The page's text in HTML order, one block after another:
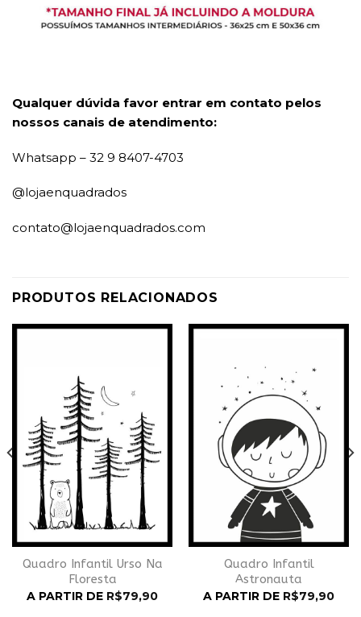
Qualquer dúvida favor entrar em contato pelos
nossos canais de atendimento:
Whatsapp – 32 9 8407-4703
@lojaenquadrados
contato@lojaenquadrados.com
PRODUTOS RELACIONADOS
Adicionar
Quadro Infantil Urso Na
Floresta
A PARTIR DE R$79,90
Adicionar
Quadro Infantil
Astronauta
A PARTIR DE R$79,90